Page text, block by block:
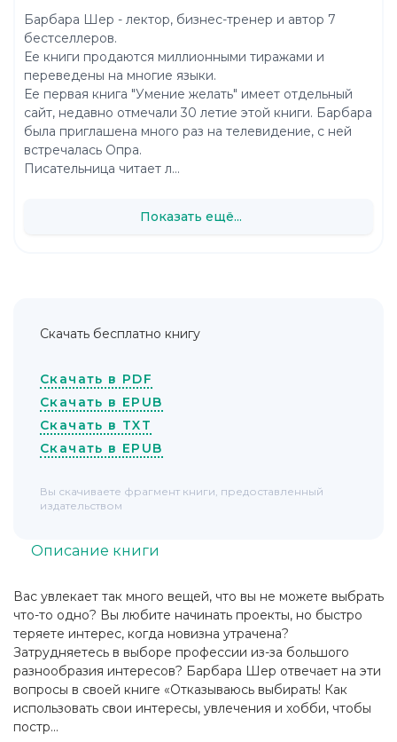
Вас увлекает так много вещей, что вы не можете выбрать
что-то одно? Вы любите начинать проекты, но быстро
теряете интерес, когда новизна утрачена?
Затрудняетесь в выборе профессии из-за большого
разнообразия интересов? Барбара Шер отвечает на эти
вопросы в своей книге «Отказываюсь выбирать! Как
использовать свои интересы, увлечения и хобби, чтобы
постр...
Описание книги
Барбара Шер - лектор, бизнес-тренер и автор 7
бестселлеров.
Ее книги продаются миллионными тиражами и
переведены на многие языки.
Ее первая книга "Умение желать" имеет отдельный
сайт, недавно отмечали 30 летие этой книги. Барбара
была приглашена много раз на телевидение, с ней
встречалась Опра.
Писательница читает л...
Показать ещё...
Скачать бесплатно книгу
Скачать в PDF
Скачать в EPUB
Скачать в TXT
Скачать в EPUB
Вы скачиваете фрагмент книги, предоставленный
издательством